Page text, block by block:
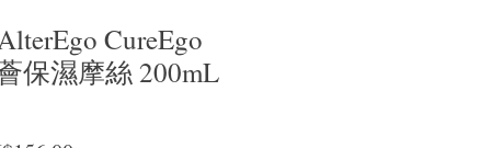
CureEgo
保濕摩絲 200mL